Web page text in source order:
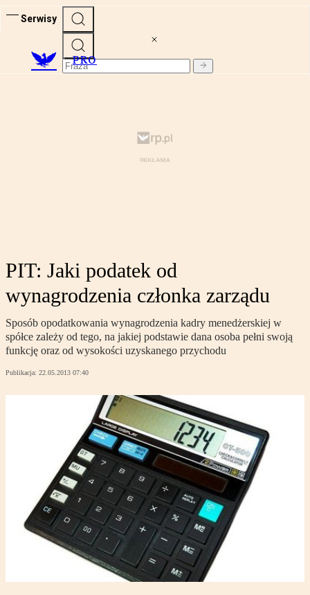
Serwisy
PRO
PIT: Jaki podatek od
wynagrodzenia członka zarządu
Sposób opodatkowania wynagrodzenia kadry menedżerskiej w
spółce zależy od tego, na jakiej podstawie dana osoba pełni swoją
funkcję oraz od wysokości uzyskanego przychodu
Publikacja: 22.05.2013 07:40